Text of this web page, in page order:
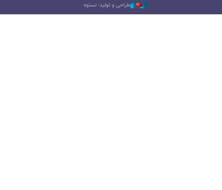
طراحی و تولید: نستوه